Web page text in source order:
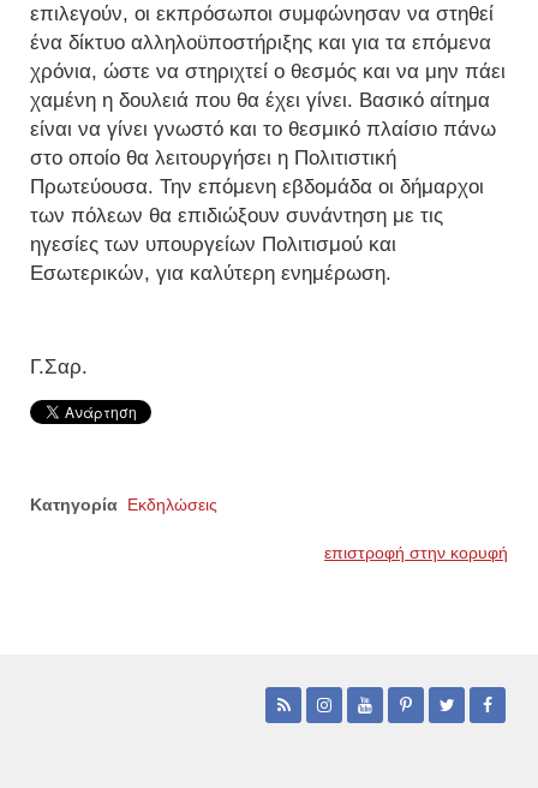
επιλεγούν, οι εκπρόσωποι συμφώνησαν να στηθεί
ένα δίκτυο αλληλοϋποστήριξης και για τα επόμενα
χρόνια, ώστε να στηριχτεί ο θεσμός και να μην πάει
χαμένη η δουλειά που θα έχει γίνει. Βασικό αίτημα
είναι να γίνει γνωστό και το θεσμικό πλαίσιο πάνω
στο οποίο θα λειτουργήσει η Πολιτιστική
Πρωτεύουσα. Την επόμενη εβδομάδα οι δήμαρχοι
των πόλεων θα επιδιώξουν συνάντηση με τις
ηγεσίες των υπουργείων Πολιτισμού και
Εσωτερικών, για καλύτερη ενημέρωση.
Γ.Σαρ.
Κατηγορία Εκδηλώσεις
επιστροφή στην κορυφή